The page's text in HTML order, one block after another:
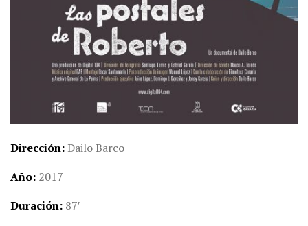
Dirección Dailo Barco
Año 2017
Duración 87′